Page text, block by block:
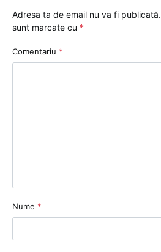
Adresa ta de email nu va fi publicată.
sunt marcate cu *
Comentariu *
Nume *